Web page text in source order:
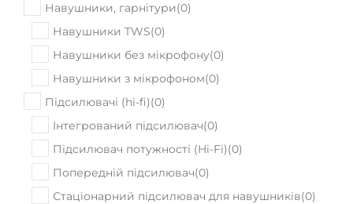
Навушники, гарнітури(0)
Навушники TWS(0)
Навушники без мікрофону(0)
Навушники з мікрофоном(0)
Підсилювачі (hi-fi)(0)
Інтегрований підсилювач(0)
Підсилювач потужності (Hi-Fi)(0)
Попередній підсилювач(0)
Стаціонарний підсилювач для навушників(0)